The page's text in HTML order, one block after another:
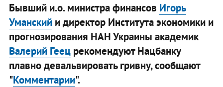
Бывший и.о. министра финансов Игорь
Уманскийи директор Института экономики и
прогнозирования НАН Украины академик
Валерий Геецрекомендуют Нацбанку
плавно девальвировать гривну, сообщают
"Комментарии".